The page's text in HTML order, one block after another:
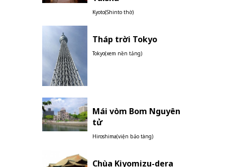
Kyoto(Shinto thờ)
Tháp trời Tokyo
Tokyo(xem nền tảng)
Mái vòm Bom Nguyên
tử
Hiroshima(viện bảo tàng)
Chùa Kiyomizu-dera